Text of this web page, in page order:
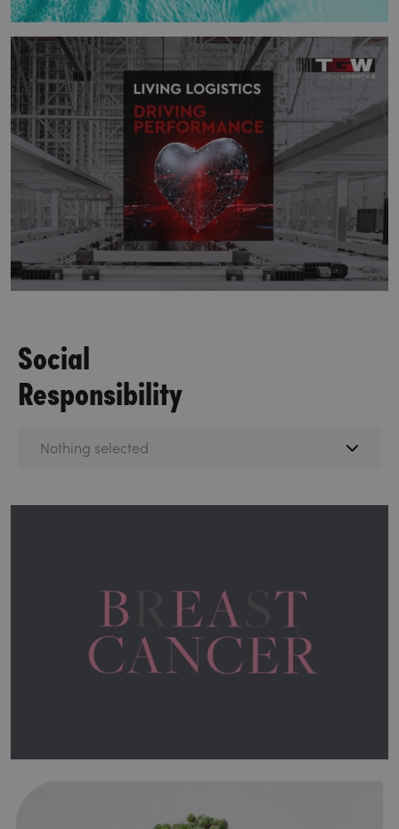
Social
Responsibility
Nothing selected